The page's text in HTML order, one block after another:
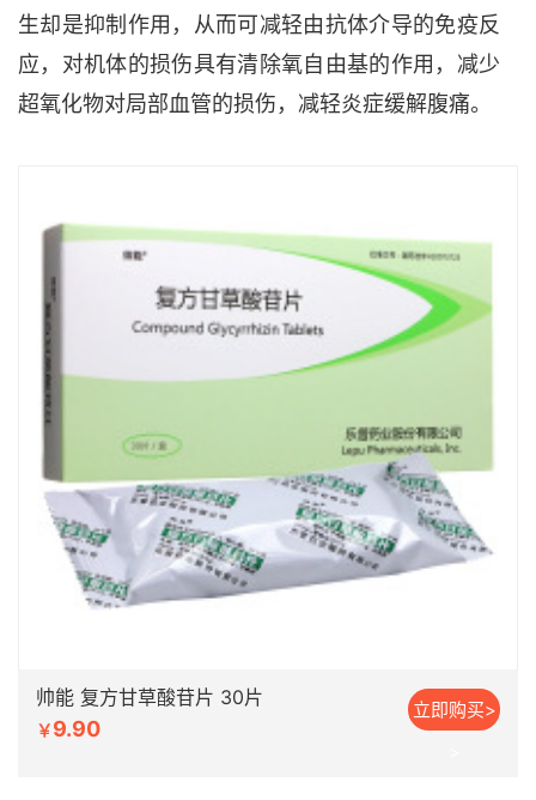
生却是抑制作用，从而可减轻由抗体介导的免疫反
应，对机体的损伤具有清除氧自由基的作用，减少
超氧化物对局部血管的损伤，减轻炎症缓解腹痛。
帅能 复方甘草酸苷片 30片
￥9.90
立即购买>